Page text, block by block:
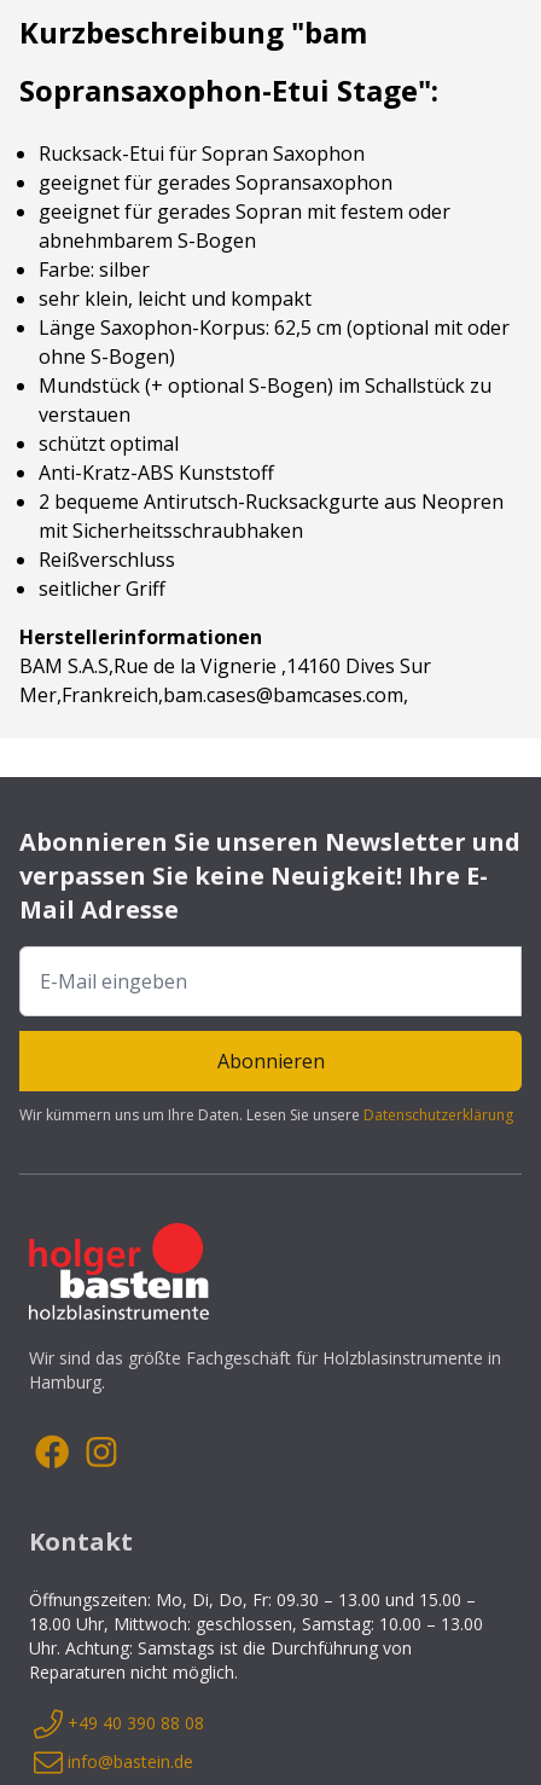
Kurzbeschreibung "bam
Sopransaxophon-Etui Stage":
Rucksack-Etui für Sopran Saxophon
geeignet für gerades Sopransaxophon
geeignet für gerades Sopran mit festem oder
abnehmbarem S-Bogen
Farbe: silber
sehr klein, leicht und kompakt
Länge Saxophon-Korpus: 62,5 cm (optional mit oder
ohne S-Bogen)
Mundstück (+ optional S-Bogen) im Schallstück zu
verstauen
schützt optimal
Anti-Kratz-ABS Kunststoff
2 bequeme Antirutsch-Rucksackgurte aus Neopren
mit Sicherheitsschraubhaken
Reißverschluss
seitlicher Griff
Herstellerinformationen
BAM S.A.S,Rue de la Vignerie ,14160 Dives Sur
Mer,Frankreich,bam.cases@bamcases.com,
Abonnieren Sie unseren Newsletter und
verpassen Sie keine Neuigkeit! Ihre E-
Mail Adresse
Abonnieren
Wir kümmern uns um Ihre Daten. Lesen Sie unsere Datenschutzerklärung
Wir sind das größte Fachgeschäft für Holzblasinstrumente in
Hamburg.
Kontakt
Öffnungszeiten: Mo, Di, Do, Fr: 09.30 – 13.00 und 15.00 –
18.00 Uhr, Mittwoch: geschlossen, Samstag: 10.00 – 13.00
Uhr. Achtung: Samstags ist die Durchführung von
Reparaturen nicht möglich.
+49 40 390 88 08
info@bastein.de